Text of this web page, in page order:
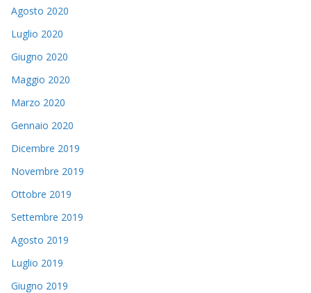
Agosto 2020
Luglio 2020
Giugno 2020
Maggio 2020
Marzo 2020
Gennaio 2020
Dicembre 2019
Novembre 2019
Ottobre 2019
Settembre 2019
Agosto 2019
Luglio 2019
Giugno 2019